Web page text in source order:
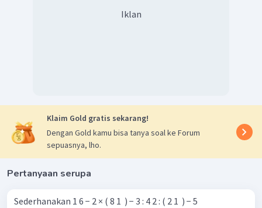
Iklan
Klaim Gold gratis sekarang!
Dengan Gold kamu bisa tanya soal ke Forum
sepuasnya, lho.
Pertanyaan serupa
Sederhanakan 1 6 − 2 × ( 8 1 ​ ) − 3 : 4 2 : ( 2 1 ​ ) − 5